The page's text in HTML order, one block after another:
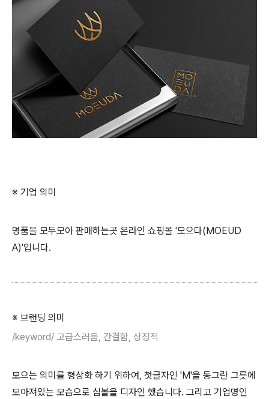
※ 기업 의미
명품을 모두모아 판매하는곳 온라인 쇼핑몰 '모으다(MOEUD
A)'입니다.
※ 브랜딩 의미
/keyword/ 고급스러움, 간결함, 상징적
모으는 의미를 형상화 하기 위하여, 첫글자인 'M'을 동그란 그릇에
모아져있는 모습으로 심볼을 디자인 했습니다. 그리고 기업명인